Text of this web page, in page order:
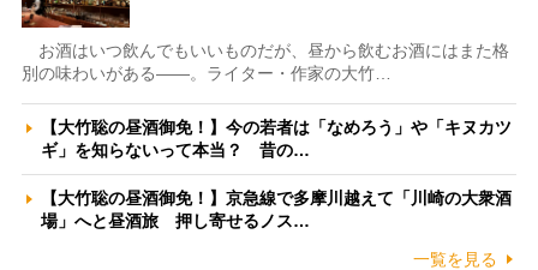
お酒はいつ飲んでもいいものだが、昼から飲むお酒にはまた格
別の味わいがある――。ライター・作家の大竹…
【大竹聡の昼酒御免！】今の若者は「なめろう」や「キヌカツ
ギ」を知らないって本当？ 昔の…
【大竹聡の昼酒御免！】京急線で多摩川越えて「川崎の大衆酒
場」へと昼酒旅 押し寄せるノス…
一覧を見る